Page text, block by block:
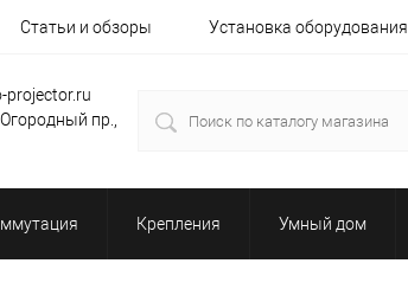
Статьи и обзоры Установка оборудования
projector.ru
пр.,
Крепления Умный дом